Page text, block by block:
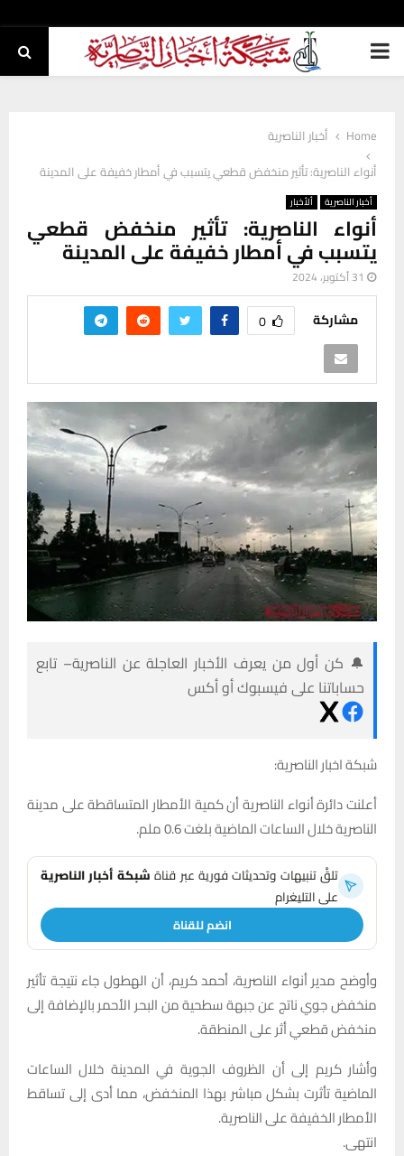
PRIMARY
Home
أخبار الناصرية
أنواء الناصرية: تأثير منخفض قطعي يتسبب في أمطار خفيفة على المدينة
أخبار الناصرية ألأخبار
أنواء الناصرية: تأثير منخفض قطعي
يتسبب في أمطار خفيفة على المدينة
31 أكتوبر، 2024
مشاركة 0
🔔 كن أول من يعرف الأخبار العاجلة عن الناصرية– تابع
حساباتنا على فيسبوك أو أكس
شبكة اخبار الناصرية:
أعلنت دائرة أنواء الناصرية أن كمية الأمطار المتساقطة على مدينة
الناصرية خلال الساعات الماضية بلغت 0.6 ملم.
تلقَّ تنبيهات وتحديثات فورية عبر قناةشبكة أخبار الناصرية
على التليغرام
انضم للقناة
وأوضح مدير أنواء الناصرية، أحمد كريم، أن الهطول جاء نتيجة تأثير
منخفض جوي ناتج عن جبهة سطحية من البحر الأحمر بالإضافة إلى
منخفض قطعي أثر على المنطقة.
وأشار كريم إلى أن الظروف الجوية في المدينة خلال الساعات
الماضية تأثرت بشكل مباشر بهذا المنخفض، مما أدى إلى تساقط
الأمطار الخفيفة على الناصرية.
انتهى.